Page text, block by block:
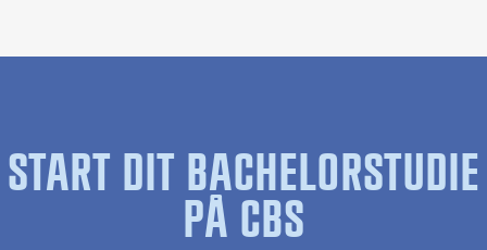
START DIT BACHELORSTUDIE
PÅ CBS